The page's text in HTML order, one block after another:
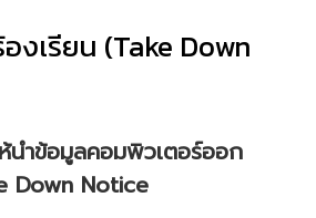
งเรียน (Take Down
นำข้อมูลคอมพิวเตอร์ออก
Down Notice